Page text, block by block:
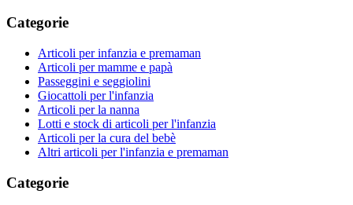
Categorie
Articoli per infanzia e premaman
Articoli per mamme e papà
Passeggini e seggiolini
Giocattoli per l'infanzia
Articoli per la nanna
Lotti e stock di articoli per l'infanzia
Articoli per la cura del bebè
Altri articoli per l'infanzia e premaman
Categorie